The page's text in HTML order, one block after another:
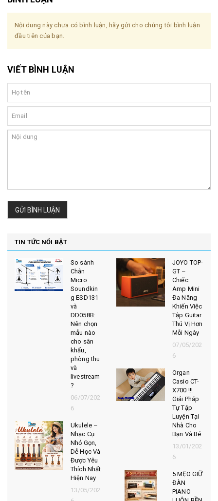
Nội dung này chưa có bình luận, hãy gửi cho chúng tôi bình luận
đầu tiên của bạn.
VIẾT BÌNH LUẬN
GỬI BÌNH LUẬN
TIN TỨC NỔI BẬT
So sánh
Chân
Micro
Soundkin
g ESD131
và
DD058B:
Nên chọn
mẫu nào
cho sân
khấu,
phòng thu
và
livestream
?
06/07/202
6
Ukulele –
Nhạc Cụ
Nhỏ Gọn,
Dễ Học Và
Được Yêu
Thích Nhất
Hiện Nay
13/05/202
JOYO TOP-
GT –
Chiếc
Amp Mini
Đa Năng
Khiến Việc
Tập Guitar
Thú Vị Hơn
Mỗi Ngày
07/05/202
6
Organ
Casio CT-
X700 !!!
Giải Pháp
Tự Tập
Luyện Tại
Nhà Cho
Bạn Và Bé
13/01/202
6
5 MẸO GIỮ
ĐÀN
PIANO